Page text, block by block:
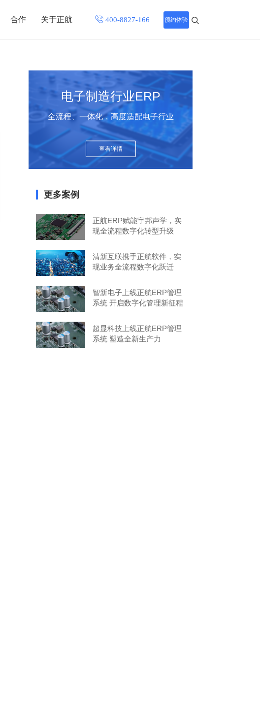
合作 关于正航
联系正航
网站导航
预约体验
电子制造行业ERP
全流程、一体化，高度适配电子行业
查看详情
更多案例
正航ERP赋能宇邦声学，实
现全流程数字化转型升级
清新互联携手正航软件，实
现业务全流程数字化跃迁
智新电子上线正航ERP管理
系统 开启数字化管理新征程
超显科技上线正航ERP管理
系统 塑造全新生产力